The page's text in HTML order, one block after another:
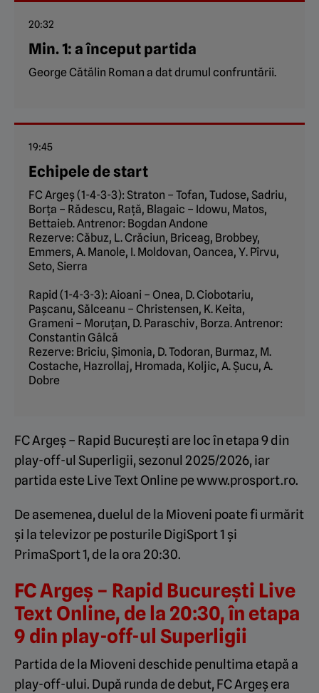
20:32
Min. 1: a început partida
George Cătălin Roman a dat drumul confruntării.
19:45
Echipele de start
FC Argeș (1-4-3-3): Straton – Tofan, Tudose, Sadriu,
Borța – Rădescu, Rață, Blagaic – Idowu, Matos,
Bettaieb. Antrenor: Bogdan Andone
Rezerve: Căbuz, L. Crăciun, Briceag, Brobbey,
Emmers, A. Manole, I. Moldovan, Oancea, Y. Pîrvu,
Seto, Sierra
Rapid (1-4-3-3): Aioani – Onea, D. Ciobotariu,
Pașcanu, Sălceanu – Christensen, K. Keita,
Grameni – Moruțan, D. Paraschiv, Borza. Antrenor:
Constantin Gâlcă
Rezerve: Briciu, Șimonia, D. Todoran, Burmaz, M.
Costache, Hazrollaj, Hromada, Koljic, A. Șucu, A.
Dobre
FC Argeș – Rapid București are loc în etapa 9 din
play-off-ul Superligii, sezonul 2025/2026, iar
partida este Live Text Online pe www.prosport.ro.
De asemenea, duelul de la Mioveni poate fi urmărit
și la televizor pe posturile DigiSport 1 și
PrimaSport 1, de la ora 20:30.
FC Argeș – Rapid București Live
Text Online, de la 20:30, în etapa
9 din play-off-ul Superligii
Partida de la Mioveni deschide penultima etapă a
play-off-ului. După runda de debut, FC Argeș era